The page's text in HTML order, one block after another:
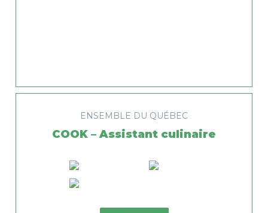
ENSEMBLE DU QUÉBEC
COOK – Assistant culinaire